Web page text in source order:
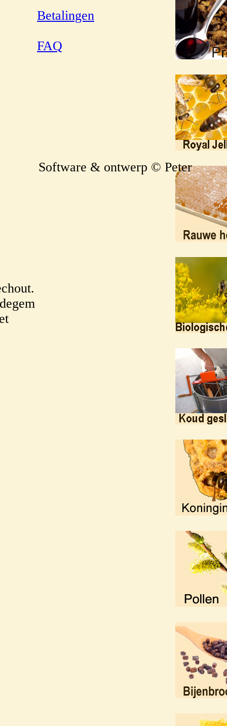
Betalingen
FAQ
Software & ontwerp © Peter